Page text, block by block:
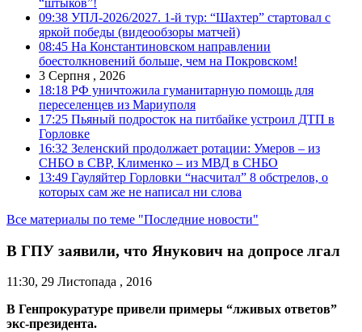
09:38 УПЛ-2026/2027. 1-й тур: “Шахтер” стартовал с
яркой победы (видеообзоры матчей)
08:45 На Константиновском направлении
боестолкновений больше, чем на Покровском!
3 Серпня , 2026
18:18 РФ уничтожила гуманитарную помощь для
переселенцев из Мариуполя
17:25 Пьяный подросток на питбайке устроил ДТП в
Горловке
16:32 Зеленский продолжает ротации: Умеров – из
СНБО в СВР, Клименко – из МВД в СНБО
13:49 Гауляйтер Горловки “насчитал” 8 обстрелов, о
которых сам же не написал ни слова
Все материалы по теме "Последние новости"
В ГПУ заявили, что Янукович на допросе лгал
11:30, 29 Листопада , 2016
В Генпрокуратуре привели примеры “лживых ответов”
экс-президента.